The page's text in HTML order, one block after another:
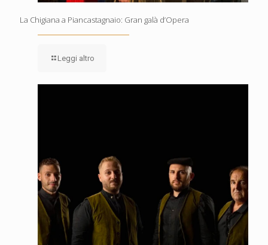
La Chigiana a Piancastagnaio: Gran galà d’Opera
Leggi altro